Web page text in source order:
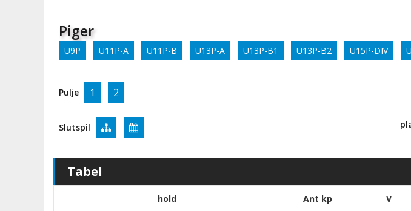
Piger
U9P U11P-A U11P-B U13P-A U13P-B1 U13P-B2 U15P-DIV
Pulje 1 2
Slutspil
Tabel
hold Ant kp V